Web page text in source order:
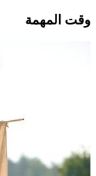
وقت المهمة